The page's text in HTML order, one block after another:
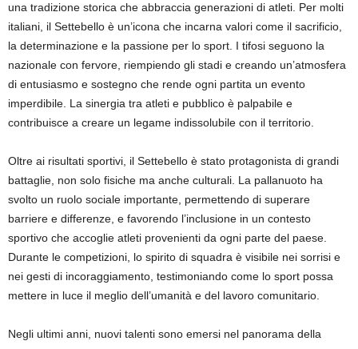
una tradizione storica che abbraccia generazioni di atleti. Per molti
italiani, il Settebello è un’icona che incarna valori come il sacrificio,
la determinazione e la passione per lo sport. I tifosi seguono la
nazionale con fervore, riempiendo gli stadi e creando un’atmosfera
di entusiasmo e sostegno che rende ogni partita un evento
imperdibile. La sinergia tra atleti e pubblico è palpabile e
contribuisce a creare un legame indissolubile con il territorio.
Oltre ai risultati sportivi, il Settebello è stato protagonista di grandi
battaglie, non solo fisiche ma anche culturali. La pallanuoto ha
svolto un ruolo sociale importante, permettendo di superare
barriere e differenze, e favorendo l’inclusione in un contesto
sportivo che accoglie atleti provenienti da ogni parte del paese.
Durante le competizioni, lo spirito di squadra è visibile nei sorrisi e
nei gesti di incoraggiamento, testimoniando come lo sport possa
mettere in luce il meglio dell’umanità e del lavoro comunitario.
Negli ultimi anni, nuovi talenti sono emersi nel panorama della